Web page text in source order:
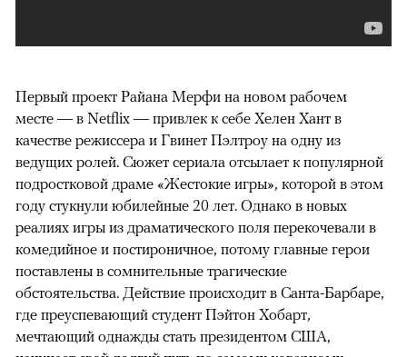
Первый проект Райана Мерфи на новом рабочем
месте — в Netflix — привлек к себе Хелен Хант в
качестве режиссера и Гвинет Пэлтроу на одну из
ведущих ролей. Сюжет сериала отсылает к популярной
подростковой драме «Жестокие игры», которой в этом
году стукнули юбилейные 20 лет. Однако в новых
реалиях игры из драматического поля перекочевали в
комедийное и постироничное, потому главные герои
поставлены в сомнительные трагические
обстоятельства. Действие происходит в Санта-Барбаре,
где преуспевающий студент Пэйтон Хобарт,
мечтающий однажды стать президентом США,